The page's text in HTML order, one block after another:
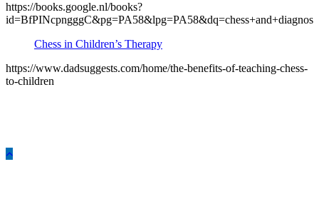
https://books.google.nl/books?
Chess in Children’s Therapy
https://www.dadsuggests.com/home/the-benefits-of-teaching-chess-
to-children